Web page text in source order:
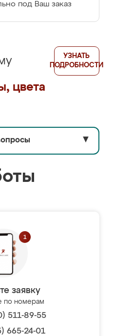
под Ваш заказ
цвета
УЗНАТЬ
ПОДРОБНОСТИ
▼
заявку
по номерам
511-89-55
665-24-01